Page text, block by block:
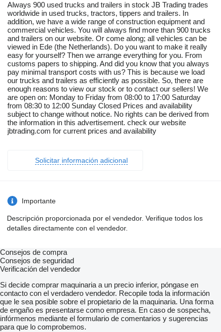
Always 900 used trucks and trailers in stock JB Trading trades
worldwide in used trucks, tractors, tippers and trailers. In
addition, we have a wide range of construction equipment and
commercial vehicles. You will always find more than 900 trucks
and trailers on our website. Or come along; all vehicles can be
viewed in Ede (the Netherlands). Do you want to make it really
easy for yourself? Then we arrange everything for you. From
customs papers to shipping. And did you know that you always
pay minimal transport costs with us? This is because we load
our trucks and trailers as efficiently as possible. So, there are
enough reasons to view our stock or to contact our sellers! We
are open on: Monday to Friday from 08:00 to 17:00 Saturday
from 08:30 to 12:00 Sunday Closed Prices and availability
subject to change without notice. No rights can be derived from
the information in this advertisement. check our website
jbtrading.com for current prices and availability
Solicitar información adicional
Importante
Descripción proporcionada por el vendedor. Verifique todos los
detalles directamente con el vendedor.
Consejos de compra
Consejos de seguridad
Verificación del vendedor
Si decide comprar maquinaria a un precio inferior, póngase en
contacto con el verdadero vendedor. Recopile toda la información
que le sea posible sobre el propietario de la maquinaria. Una forma
de engaño es presentarse como empresa. En caso de sospecha,
infórmenos mediante el formulario de comentarios y sugerencias
para que lo comprobemos.